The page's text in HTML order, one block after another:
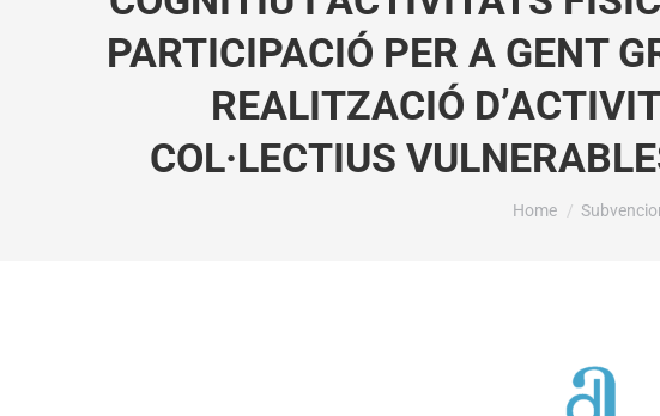
PARTICIPACIÓ PER A GENT
REALITZACIÓ
COL·LECTIUS
You are here:
Home